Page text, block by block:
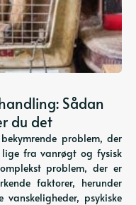
Sådan
du det
problem, der
fra vanrøgt og fysisk
problem, der er
faktorer, herunder
vanskeligheder, psykiske